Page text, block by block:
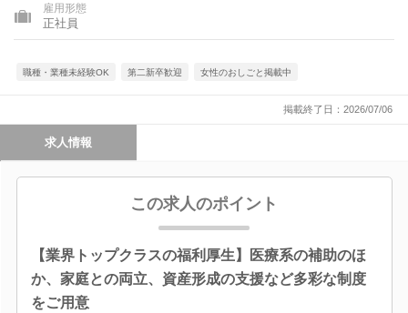
雇用形態
正社員
職種・業種未経験OK 第二新卒歓迎 女性のおしごと掲載中
掲載終了日：2026/07/06
求人情報
この求人のポイント
【業界トップクラスの福利厚生】医療系の補助のほ
か、家庭との両立、資産形成の支援など多彩な制度
をご用意